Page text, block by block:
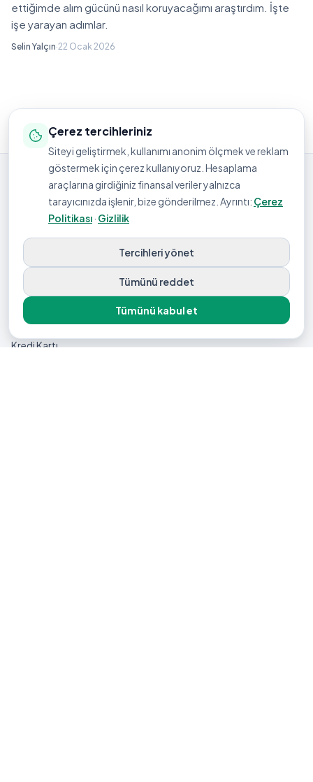
ettiğimde alım gücünü nasıl koruyacağımı araştırdım. İşte
işe yarayan adımlar.
Selin Yalçın·22 Ocak 2026
bikredi
hesaplamalarını KKDF-BSMV dahil doğru formüllerle yapan
ücretsiz araçlar ve sade finans rehberleri.
KONULAR
Kredi
Kredi Kartı
Çerez tercihleriniz
Siteyi geliştirmek, kullanımı anonim ölçmek ve reklam
göstermek için çerez kullanıyoruz. Hesaplama
araçlarına girdiğiniz finansal veriler yalnızca
tarayıcınızda işlenir, bize gönderilmez. Ayrıntı: Çerez
Politikası· Gizlilik
Tercihleri yönet
Tümünü reddet
Tümünü kabul et